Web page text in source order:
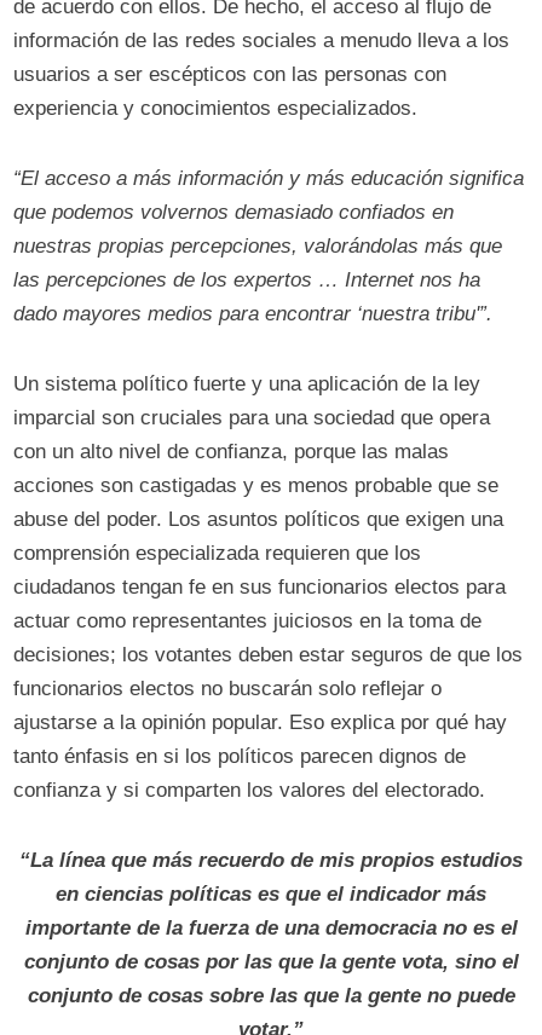
de acuerdo con ellos. De hecho, el acceso al flujo de
información de las redes sociales a menudo lleva a los
usuarios a ser escépticos con las personas con
experiencia y conocimientos especializados.
“El acceso a más información y más educación significa
que podemos volvernos demasiado confiados en
nuestras propias percepciones, valorándolas más que
las percepciones de los expertos … Internet nos ha
dado mayores medios para encontrar ‘nuestra tribu'”.
Un sistema político fuerte y una aplicación de la ley
imparcial son cruciales para una sociedad que opera
con un alto nivel de confianza, porque las malas
acciones son castigadas y es menos probable que se
abuse del poder. Los asuntos políticos que exigen una
comprensión especializada requieren que los
ciudadanos tengan fe en sus funcionarios electos para
actuar como representantes juiciosos en la toma de
decisiones; los votantes deben estar seguros de que los
funcionarios electos no buscarán solo reflejar o
ajustarse a la opinión popular. Eso explica por qué hay
tanto énfasis en si los políticos parecen dignos de
confianza y si comparten los valores del electorado.
“La línea que más recuerdo de mis propios estudios
en ciencias políticas es que el indicador más
importante de la fuerza de una democracia no es el
conjunto de cosas por las que la gente vota, sino el
conjunto de cosas sobre las que la gente no puede
votar.”